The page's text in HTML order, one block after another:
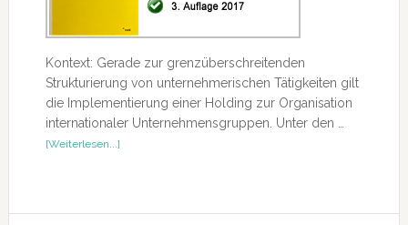
Kontext: Gerade zur grenzüberschreitenden
Strukturierung von unternehmerischen Tätigkeiten gilt
die Implementierung einer Holding zur Organisation
internationaler Unternehmensgruppen. Unter den …
[Weiterlesen...]ÜberSteuergestaltung